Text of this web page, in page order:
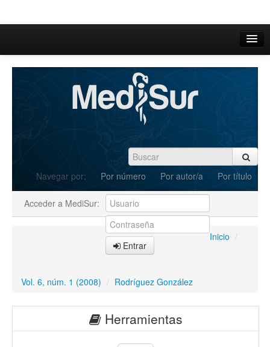
Inicio
Actual
Archivos
Navegar por: Por número Por autor/a Por título
Acceder a MediSur:
Entrar
Inicio /
Vol. 6, núm. 1 (2008) / Rodríguez González
Herramientas